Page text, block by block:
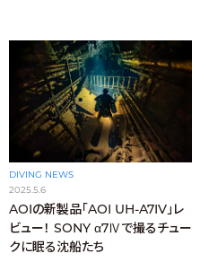
DIVING NEWS
2025.5.6
AOIの新製品「AOI UH-A7IV」レ
ビュー！ SONY α7Ⅳで撮るチュー
クに眠る沈船たち